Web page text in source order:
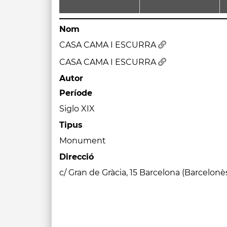
Nom
CASA CAMA I ESCURRA
CASA CAMA I ESCURRA
Autor
Període
Siglo XIX
Tipus
Monument
Direcció
c/ Gran de Gràcia, 15 Barcelona